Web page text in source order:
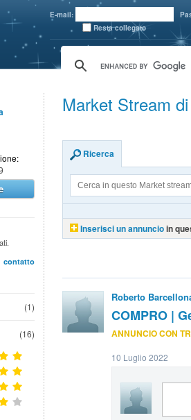
E-mail:
Resta collegato
contatto
(1)
(16)
Market Stream
Ricerca
Inserisci un annuncioin
Roberto
COMPRO |
ANNUNCIO CON
10 Luglio 2022